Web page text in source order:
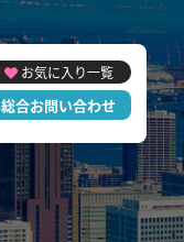
お気に入り一覧
総合お問い合わせ